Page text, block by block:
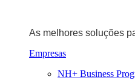
As melhores soluções
Empresas
NH+ Business